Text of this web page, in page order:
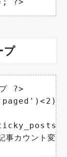
プ
?>
ウント変数